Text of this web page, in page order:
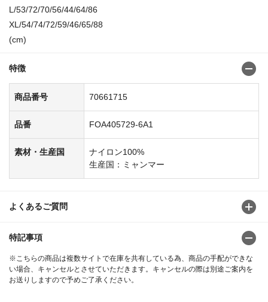
L/53/72/70/56/44/64/86
XL/54/74/72/59/46/65/88
(cm)
特徴
商品番号 70661715
品番 FOA405729-6A1
素材・生産国
ナイロン100%
生産国：ミャンマー
よくあるご質問
特記事項
※こちらの商品は複数サイトで在庫を共有している為、商品の手配ができな
い場合、キャンセルとさせていただきます。キャンセルの際は別途ご案内を
お送りしますので予めご了承ください。